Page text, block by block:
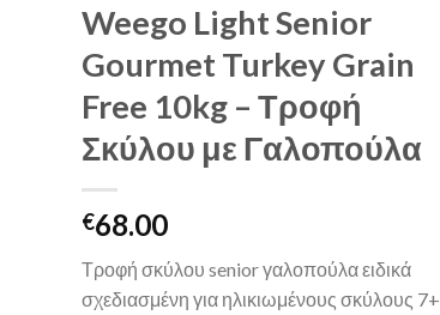
Weego Light Senior
Gourmet Turkey Grain
Free 10kg – Τροφή
Σκύλου με Γαλοπούλα
€68.00
Τροφή σκύλου senior γαλοπούλα ειδικά
σχεδιασμένη για ηλικιωμένους σκύλους 7+